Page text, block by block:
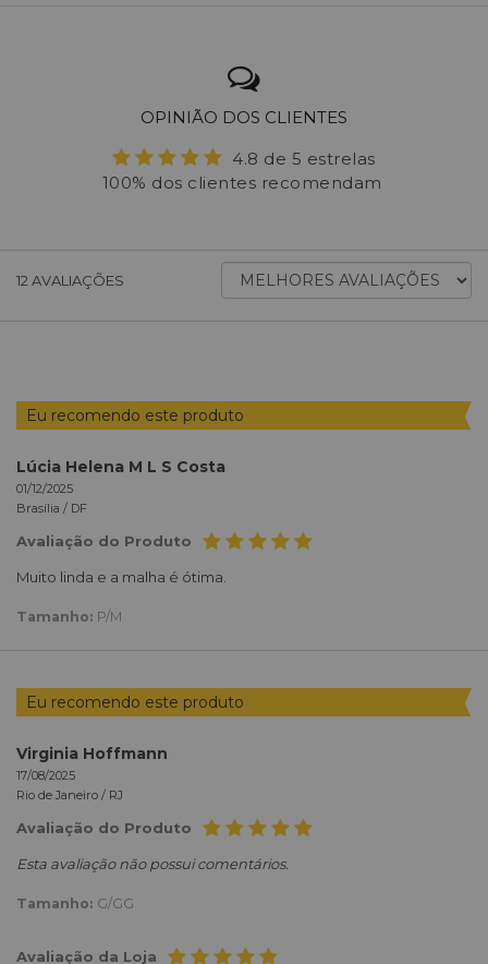
OPINIÃO DOS CLIENTES
4.8 de 5 estrelas
100% dos clientes recomendam
12 AVALIAÇÕES
ORDENAR
AVALIAÇÕES
Eu recomendo este produto
Lúcia Helena M L S Costa
01/12/2025
Brasília / DF
Avaliação do Produto
Muito linda e a malha é ótima.
Tamanho: P/M
Eu recomendo este produto
Virginia Hoffmann
17/08/2025
Rio de Janeiro / RJ
Avaliação do Produto
Esta avaliação não possui comentários.
Tamanho: G/GG
Avaliação da Loja